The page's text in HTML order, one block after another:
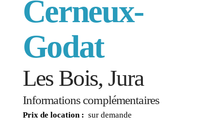
Cerneux-
Godat
Les Bois, Jura
Informations complémentaires
Prix de location : sur demande